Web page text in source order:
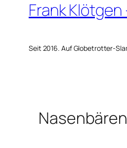
Frank
Seit 2016. Auf Globetrotter-